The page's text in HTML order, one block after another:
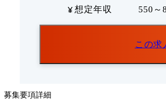
想定年収 550～
この求
募集要項詳細